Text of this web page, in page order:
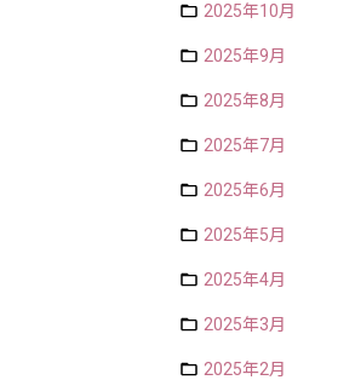
2025年10月
2025年9月
2025年8月
2025年7月
2025年6月
2025年5月
2025年4月
2025年3月
2025年2月